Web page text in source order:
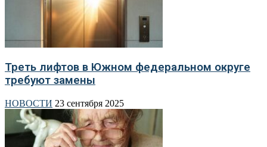
Треть лифтов в Южном федеральном округе
требуют замены
НОВОСТИ 23 сентября 2025